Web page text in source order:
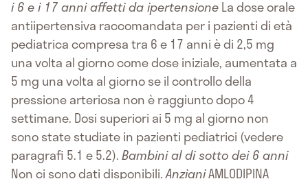
i 6 e i 17 anni affetti da ipertensioneLa dose orale
antiipertensiva raccomandata per i pazienti di età
pediatrica compresa tra 6 e 17 anni è di 2,5 mg
una volta al giorno come dose iniziale, aumentata a
5 mg una volta al giorno se il controllo della
pressione arteriosa non è raggiunto dopo 4
settimane. Dosi superiori ai 5 mg al giorno non
sono state studiate in pazienti pediatrici (vedere
paragrafi 5.1 e 5.2).Bambini al di sotto dei 6 anni
Non ci sono dati disponibili.AnzianiAMLODIPINA